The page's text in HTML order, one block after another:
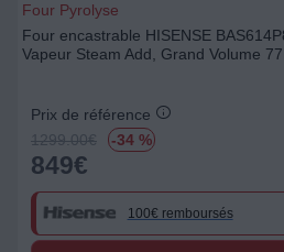
Four Pyrolyse
Four encastrable HISENSE
Vapeur Steam Add, Grand Volume
Prix de référence
1299.00€ -34 %
849€
100€ remboursés